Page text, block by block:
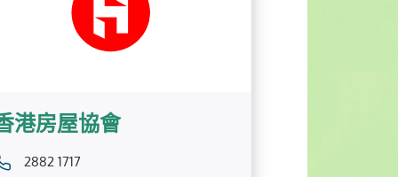
港房屋協會
2882 1717